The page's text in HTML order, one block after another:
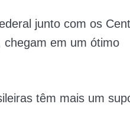
junto com os
chegam em um ótimo
têm mais um